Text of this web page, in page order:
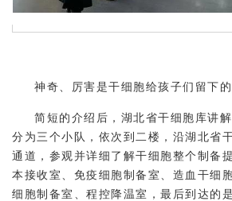
神奇、厉害是干细胞给孩子们留下的
简短的介绍后，湖北省干细胞库讲
分为三个小队，依次到二楼，沿湖北省
通道，参观并详细了解干细胞整个制备
本接收室、免疫细胞制备室、造血干细
细胞制备室、程控降温室，最后到达的